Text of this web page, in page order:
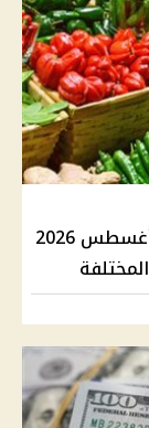
أسعار الخضار والفاكهة اليوم الجمعة 7 أغسطس 2026